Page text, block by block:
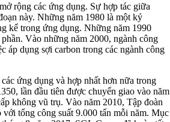
rộng các ứng dụng. Sự hợp tác giữa
này. Những năm 1980 là một kỷ
kể trong ứng dụng. Những năm 1990
Vào những năm 2000, ngành công
áp dụng sợi carbon trong các ngành công
ứng dụng và hợp nhất hơn nữa trong
lần đầu tiên được chuyển giao vào năm
không vũ trụ. Vào năm 2010, Tập đoàn
tổng công suất 9.000 tấn mỗi năm. Mục